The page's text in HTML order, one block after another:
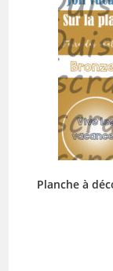
Planche à